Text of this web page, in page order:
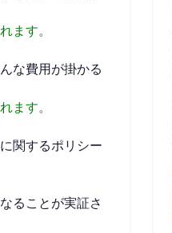
ます。
な費用が掛かる
ます。
関するポリシー
ることが実証さ